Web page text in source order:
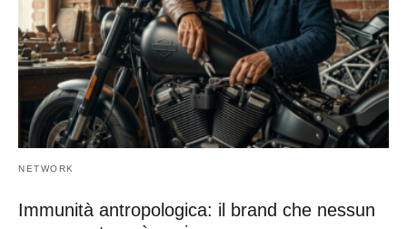
NETWORK
Immunità antropologica: il brand che nessun